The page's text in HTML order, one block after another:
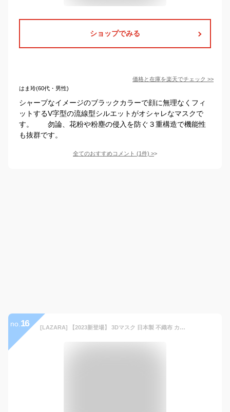
ショップでみる
価格と在庫を楽天でチェック >>
はま玲(60代・男性)
シャープなイメージのブラックカラーで顔に無理なくフィ
ットするV字型の流線型シルエットがオシャレなマスクで
す。 勿論、花粉や粉塵の侵入を防ぐ３重構造で機能性
も抜群です。
全てのおすすめコメント (1件) >
no. 16 [LAZARA] 【2023新登場】 3Dマスク 日本製 不織布 カケンテスト済み 10枚入 立体マスク 小顔 マスク 不織布マスク ES繊維 高密度フィルター 使い捨てマスク 3dマスク バイカラー 快適 通気 3層構造 99％カット 3d小顔マスク 普通サイズ 大人用 SOUSIAマスク メンズ レディース (スカイグレー, 1)